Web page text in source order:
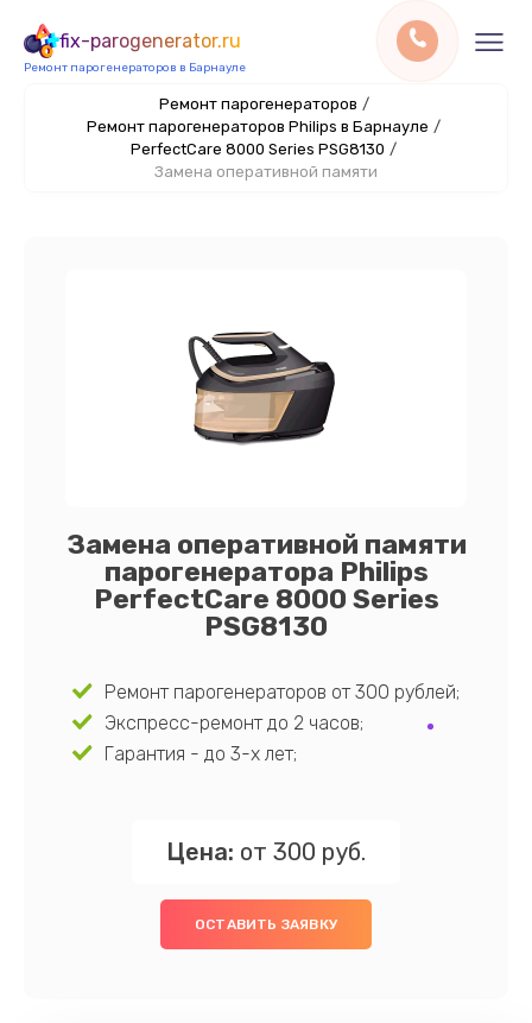
fix-parogenerator.ru
Ремонт парогенераторов в Барнауле
Ремонт парогенераторов /
Ремонт парогенераторов Philips в Барнауле /
PerfectCare 8000 Series PSG8130 /
Замена оперативной памяти
Замена оперативной памяти
парогенератора Philips
PerfectCare 8000 Series
PSG8130
Ремонт парогенераторов от 300 рублей;
Экспресс-ремонт до 2 часов;
Гарантия - до 3-х лет;
Цена: от 300 руб.
ОСТАВИТЬ ЗАЯВКУ